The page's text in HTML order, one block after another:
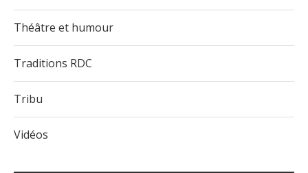
Théâtre et humour
Traditions RDC
Tribu
Vidéos